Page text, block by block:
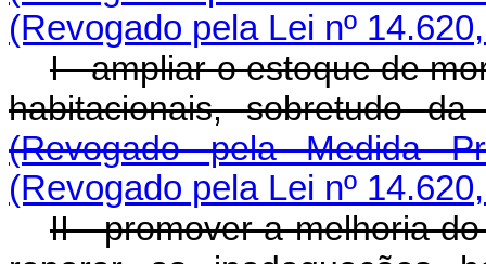
(Revogado pela Lei nº
I - ampliar o estoque de
habitacionais,
(Revogado pela Medida
(Revogado pela Lei nº
II - promover a melhoria